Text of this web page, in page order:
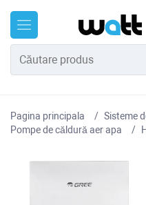
Pagina principala
Sisteme
Pompe de căldură aer apa